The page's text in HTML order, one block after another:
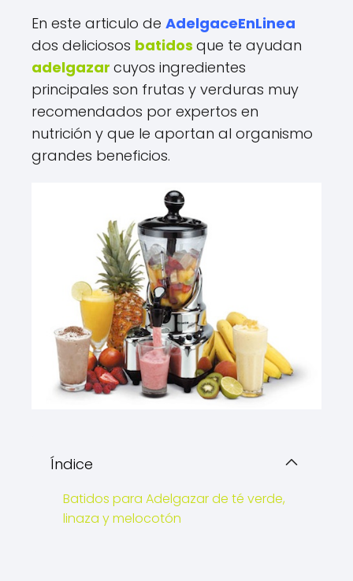
En este articulo de AdelgaceEnLinea
dos deliciosos batidos que te ayudan
adelgazar cuyos ingredientes
principales son frutas y verduras muy
recomendados por expertos en
nutrición y que le aportan al organismo
grandes beneficios.
Índice
Batidos para Adelgazar de té verde,
linaza y melocotón